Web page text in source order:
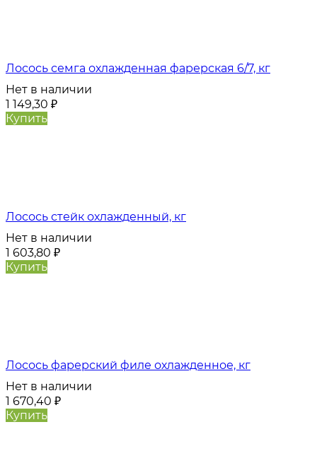
Лосось семга охлажденная фарерская 6/7, кг
Нет в наличии
1 149,30 ₽
Купить
Лосось стейк охлажденный, кг
Нет в наличии
1 603,80 ₽
Купить
Лосось фарерский филе охлажденное, кг
Нет в наличии
1 670,40 ₽
Купить